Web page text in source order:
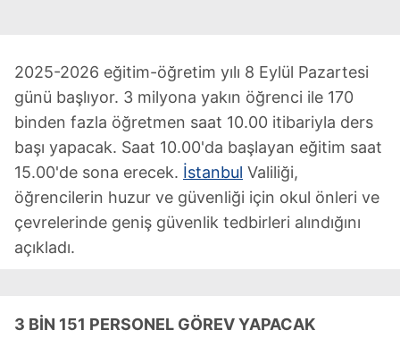
2025-2026 eğitim-öğretim yılı 8 Eylül Pazartesi
günü başlıyor. 3 milyona yakın öğrenci ile 170
binden fazla öğretmen saat 10.00 itibariyla ders
başı yapacak. Saat 10.00'da başlayan eğitim saat
15.00'de sona erecek. İstanbul Valiliği,
öğrencilerin huzur ve güvenliği için okul önleri ve
çevrelerinde geniş güvenlik tedbirleri alındığını
açıkladı.
3 BİN 151 PERSONEL GÖREV YAPACAK